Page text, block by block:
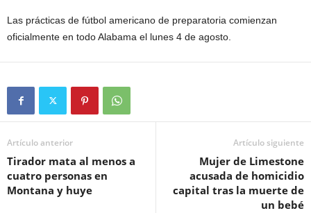
Las prácticas de fútbol americano de preparatoria comienzan
oficialmente en todo Alabama el lunes 4 de agosto.
Artículo anterior
Tirador mata al menos a
cuatro personas en
Montana y huye
Artículo siguiente
Mujer de Limestone
acusada de homicidio
capital tras la muerte de
un bebé